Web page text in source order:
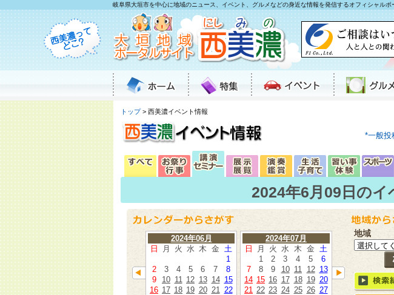
岐阜県大垣市を中心に地域のニュース、イベント、グルメなどの身近な情報を発信するオフィシャルポ
トップ> 西美濃イベント情報
*一般投
2024年6月09日のイ
2024年06月
日
月 火 水 木 金 土
1
2
3 4 5 6 7
8
9
10 11 12 13 14 15
16 17 18 19 20 21 22
2024年07月
日
月 火 水 木 金 土
1
2 3 4 5
6
7
8 9 10 11 12 13
14 15 16 17 18 19 20
21 22 23 24 25 26 27
地域